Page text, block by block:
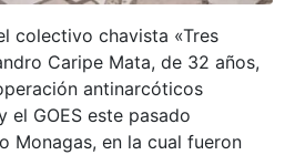
colectivo chavista «Tres
Caripe Mata, de 32 años,
antinarcóticos
el GOES este pasado
Monagas, en la cual fueron